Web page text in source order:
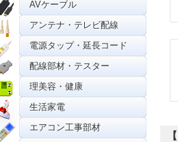
AVケーブル
アンテナ・テレビ配線
電源タップ・延長コード
配線部材・テスター
理美容・健康
生活家電
エアコン工事部材